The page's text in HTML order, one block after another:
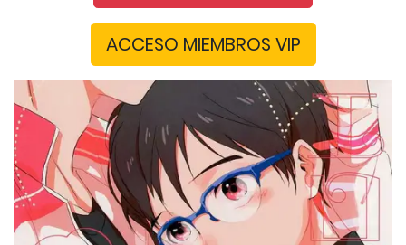
ACCESO MIEMBROS VIP